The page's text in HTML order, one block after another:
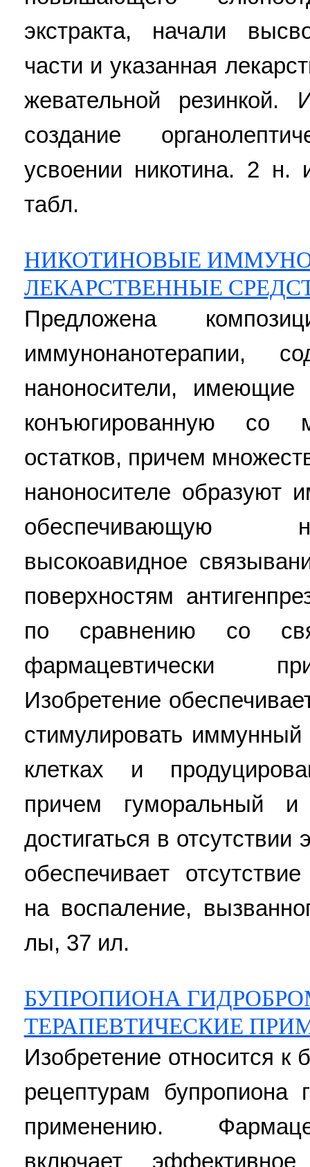
экстракта, начали
части и указанная
жевательной резинкой.
создание
усвоении никотина. 2
табл.
НИКОТИНОВЫЕ
ЛЕКАРСТВЕННЫЕ
Предложена
иммунонанотерапии,
наноносители, имеющие
конъюгированную со
остатков, причем
наноносителе образуют
обеспечивающую
высокоавидное
поверхностям
по сравнению со
фармацевтически
Изобретение
стимулировать
клетках и
причем гуморальный
достигаться в
обеспечивает
на воспаление,
лы, 37 ил.
БУПРОПИОНА
ТЕРАПЕВТИЧЕСКИЕ
Изобретение относится к
рецептурам бупропиона
применению.
включает